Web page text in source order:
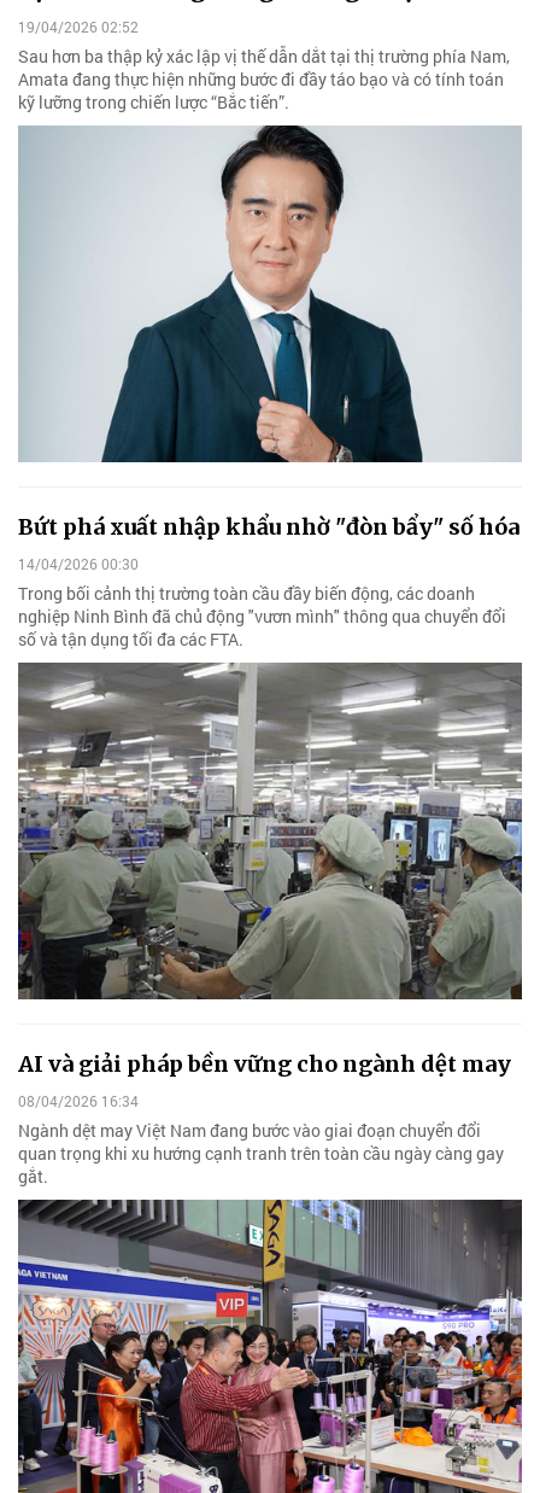
19/04/2026 02:52
Sau hơn ba thập kỷ xác lập vị thế dẫn dắt tại thị trường phía Nam,
Amata đang thực hiện những bước đi đầy táo bạo và có tính toán
kỹ lưỡng trong chiến lược “Bắc tiến”.
Bứt phá xuất nhập khẩu nhờ "đòn bẩy" số hóa
14/04/2026 00:30
Trong bối cảnh thị trường toàn cầu đầy biến động, các doanh
nghiệp Ninh Bình đã chủ động "vươn mình" thông qua chuyển đổi
số và tận dụng tối đa các FTA.
AI và giải pháp bền vững cho ngành dệt may
08/04/2026 16:34
Ngành dệt may Việt Nam đang bước vào giai đoạn chuyển đổi
quan trọng khi xu hướng cạnh tranh trên toàn cầu ngày càng gay
gắt.